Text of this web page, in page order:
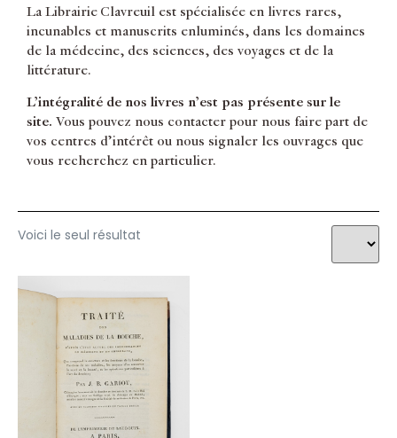
La Librairie Clavreuil est spécialisée en livres rares,
incunables et manuscrits enluminés, dans les domaines
de la médecine, des sciences, des voyages et de la
littérature.
L’intégralité de nos livres n’est pas présente sur le
site. Vous pouvez nous contacter pour nous faire part de
vos centres d’intérêt ou nous signaler les ouvrages que
vous recherchez en particulier.
Voici le seul résultat